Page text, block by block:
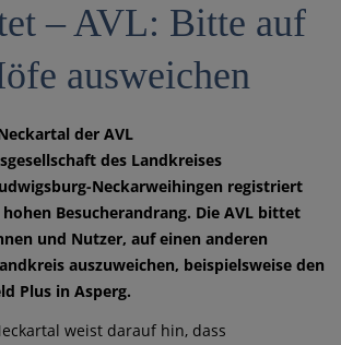
– AVL: Bitte auf
ausweichen
der AVL
des Landkreises
Neckarweihingen registriert
Besucherandrang. Die AVL bittet
und Nutzer, auf einen anderen
auszuweichen, beispielsweise den
Plus in Asperg.
weist darauf hin, dass